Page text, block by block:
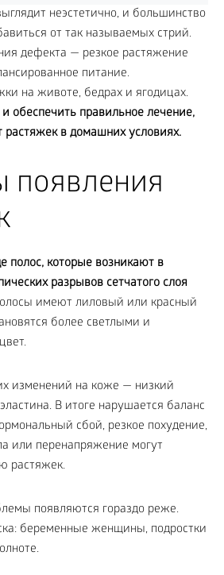
неэстетично, и большинство
от так называемых стрий.
дефекта — резкое растяжение
питание.
на животе, бедрах и ягодицах.
обеспечить правильное лечение,
растяжек в домашних условиях.
появления
полос, которые возникают в
разрывов сетчатого слоя
имеют лиловый или красный
более светлыми и
изменений на коже — низкий
В итоге нарушается баланс
сбой, резкое похудение,
или перенапряжение могут
растяжек.
появляются гораздо реже.
беременные женщины, подростки